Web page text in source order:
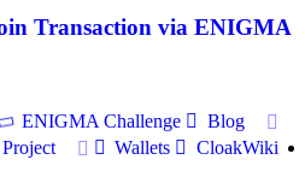
Transaction via ENIGMA
ENIGMA Challenge
Blog
Project
Wallets CloakWiki